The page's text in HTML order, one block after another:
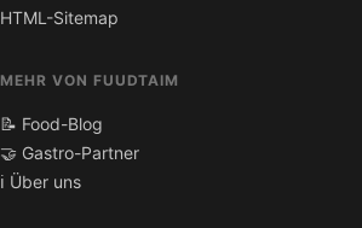
HTML-Sitemap
MEHR VON FUUDTAIM
📝 Food-Blog
🤝 Gastro-Partner
ℹ️ Über uns